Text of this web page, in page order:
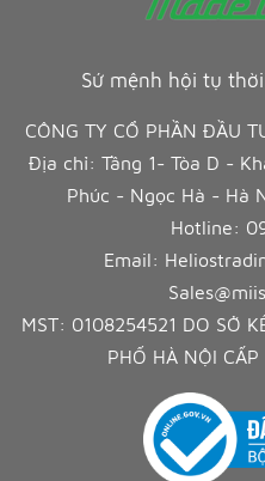
Sứ mệnh hội tụ
CÔNG TY CỔ PHẦN ĐẦU
Địa chỉ: Tầng 1- Tòa D -
Phúc - Ngọc Hà - Hà
Hotline:
Email:
MST: 0108254521 DO SỞ
PHỐ HÀ NỘI